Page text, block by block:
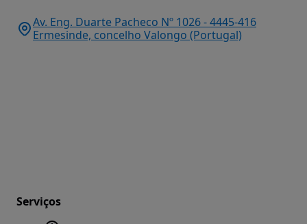
Av. Eng. Duarte Pacheco Nº 1026 - 4445-416
Ermesinde, concelho Valongo (Portugal)
Serviços